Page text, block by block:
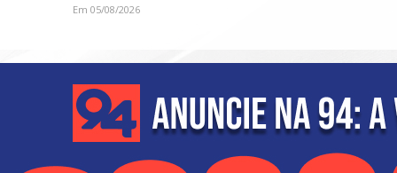
Em 05/08/2026